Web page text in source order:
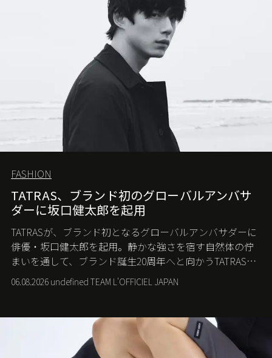
FASHION
TATRAS、ブランド初のグローバルアンバサ
ダーに坂口健太郎を起用
TATRASが、ブランド初となるグローバルアンバサダーに
俳優・坂口健太郎を起用。静かな強さを宿す自然体の佇
まいを通して、ブランド誕生20周年へと向かうTATRASの
新たなストーリーを発信する。
06.08.2026 undefined TEAM L'OFFICIEL JAPAN